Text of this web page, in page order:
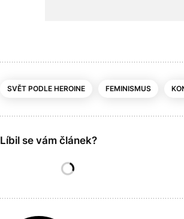
SVĚT PODLE HEROINE FEMINISMUS
Líbil se vám článek?